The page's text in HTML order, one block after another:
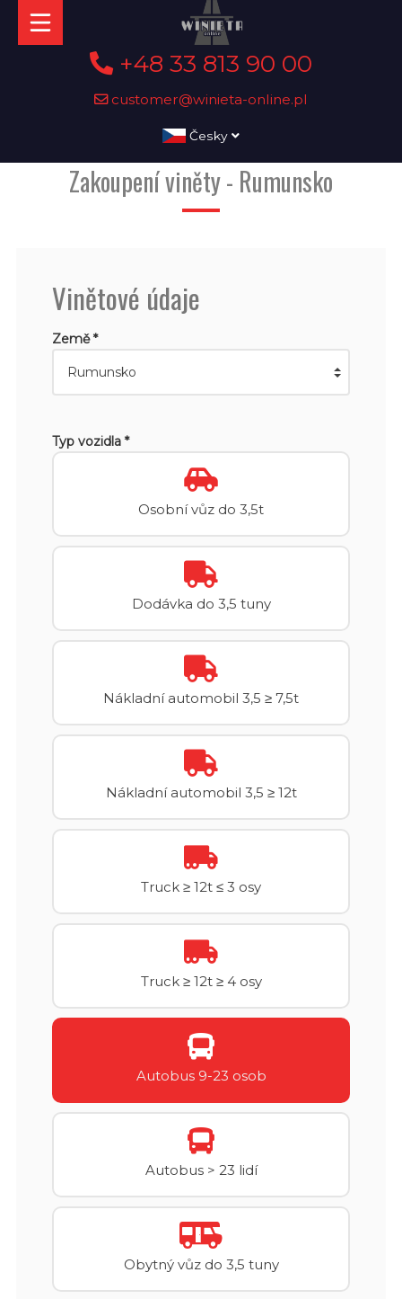
+48 33 813 90 00
customer@winieta-online.pl
Česky
Zakoupení viněty - Rumunsko
Vinětové údaje
Země *
Typ vozidla *
Osobní vůz do 3,5t
Dodávka do 3,5 tuny
Nákladní automobil 3,5 ≥ 7,5t
Nákladní automobil 3,5 ≥ 12t
Truck ≥ 12t ≤ 3 osy
Truck ≥ 12t ≥ 4 osy
Autobus 9-23 osob
Autobus > 23 lidí
Obytný vůz do 3,5 tuny